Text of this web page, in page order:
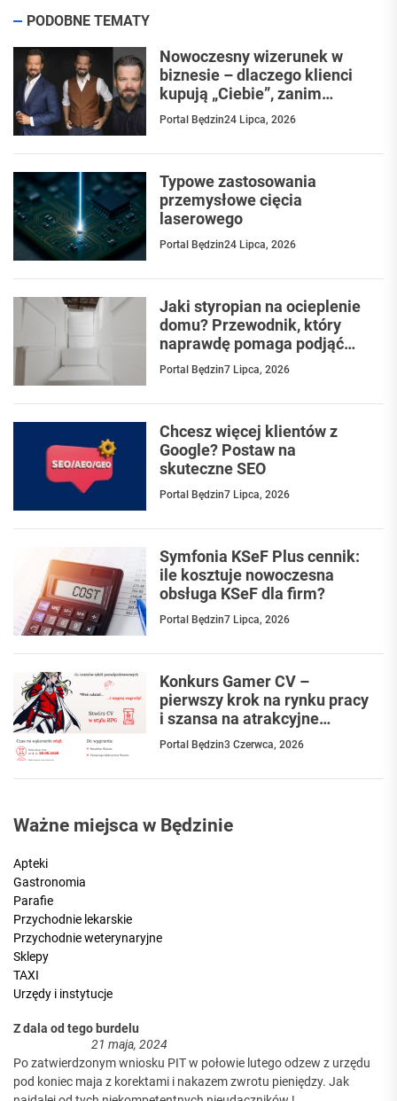
PODOBNE TEMATY
Nowoczesny wizerunek w
biznesie – dlaczego klienci
kupują „Ciebie”, zanim
poznają Twoją ofertę?
Portal Będzin24 Lipca, 2026
Typowe zastosowania
przemysłowe cięcia
laserowego
Portal Będzin24 Lipca, 2026
Jaki styropian na ocieplenie
domu? Przewodnik, który
naprawdę pomaga podjąć
decyzję
Portal Będzin7 Lipca, 2026
Chcesz więcej klientów z
Google? Postaw na
skuteczne SEO
Portal Będzin7 Lipca, 2026
Symfonia KSeF Plus cennik:
ile kosztuje nowoczesna
obsługa KSeF dla firm?
Portal Będzin7 Lipca, 2026
Konkurs Gamer CV –
pierwszy krok na rynku pracy
i szansa na atrakcyjne
nagrody
Portal Będzin3 Czerwca, 2026
Ważne miejsca w Będzinie
Apteki
Gastronomia
Parafie
Przychodnie lekarskie
Przychodnie weterynaryjne
Sklepy
TAXI
Urzędy i instytucje
Z dala od tego burdelu
21 maja, 2024
Po zatwierdzonym wniosku PIT w połowie lutego odzew z urzędu
pod koniec maja z korektami i nakazem zwrotu pieniędzy. Jak